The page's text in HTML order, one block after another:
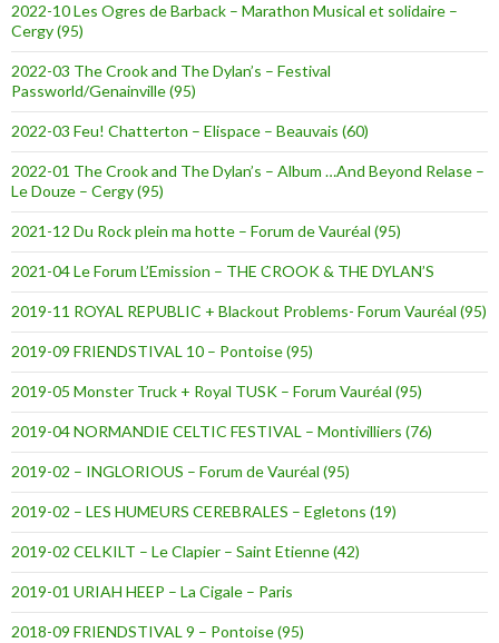
2022-10 Les Ogres de Barback – Marathon Musical et solidaire –
Cergy (95)
2022-03 The Crook and The Dylan’s – Festival
Passworld/Genainville (95)
2022-03 Feu! Chatterton – Elispace – Beauvais (60)
2022-01 The Crook and The Dylan’s – Album …And Beyond Relase –
Le Douze – Cergy (95)
2021-12 Du Rock plein ma hotte – Forum de Vauréal (95)
2021-04 Le Forum L’Emission – THE CROOK & THE DYLAN’S
2019-11 ROYAL REPUBLIC + Blackout Problems- Forum Vauréal (95)
2019-09 FRIENDSTIVAL 10 – Pontoise (95)
2019-05 Monster Truck + Royal TUSK – Forum Vauréal (95)
2019-04 NORMANDIE CELTIC FESTIVAL – Montivilliers (76)
2019-02 – INGLORIOUS – Forum de Vauréal (95)
2019-02 – LES HUMEURS CEREBRALES – Egletons (19)
2019-02 CELKILT – Le Clapier – Saint Etienne (42)
2019-01 URIAH HEEP – La Cigale – Paris
2018-09 FRIENDSTIVAL 9 – Pontoise (95)